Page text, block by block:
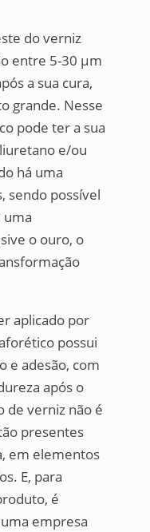
do verniz
entre 5-30 µm
a sua cura,
grande. Nesse
pode ter a sua
e/ou
há uma
sendo possível
uma
o ouro, o
aplicado por
possui
e adesão, com
após o
de verniz não é
presentes
em elementos
E, para
é
empresa